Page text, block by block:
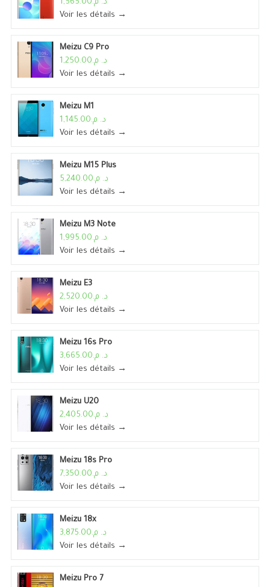
د. م.1,565.00
Voir les détails →
Meizu C9 Pro
د. م.1,250.00
Voir les détails →
Meizu M1
د. م.1,145.00
Voir les détails →
Meizu M15 Plus
د. م.5,240.00
Voir les détails →
Meizu M3 Note
د. م.1,995.00
Voir les détails →
Meizu E3
د. م.2,520.00
Voir les détails →
Meizu 16s Pro
د. م.3,665.00
Voir les détails →
Meizu U20
د. م.2,405.00
Voir les détails →
Meizu 18s Pro
د. م.7,350.00
Voir les détails →
Meizu 18x
د. م.3,875.00
Voir les détails →
Meizu Pro 7